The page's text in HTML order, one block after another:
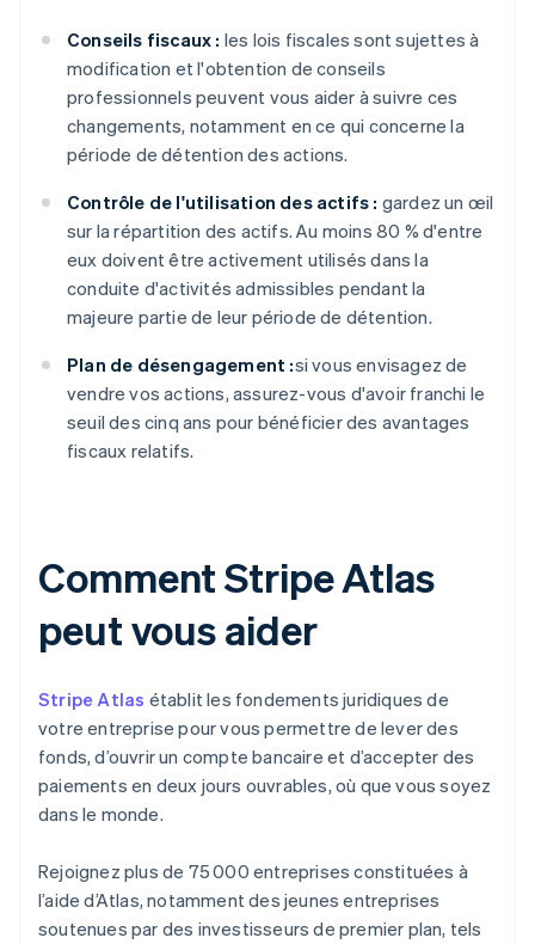
Conseils fiscaux : les lois fiscales sont sujettes à
modification et l'obtention de conseils
professionnels peuvent vous aider à suivre ces
changements, notamment en ce qui concerne la
période de détention des actions.
Contrôle de l'utilisation des actifs : gardez un œil
sur la répartition des actifs. Au moins 80 % d'entre
eux doivent être activement utilisés dans la
conduite d'activités admissibles pendant la
majeure partie de leur période de détention.
Plan de désengagement :si vous envisagez de
vendre vos actions, assurez-vous d'avoir franchi le
seuil des cinq ans pour bénéficier des avantages
fiscaux relatifs.
Comment Stripe Atlas
peut vous aider
Stripe Atlas établit les fondements juridiques de
votre entreprise pour vous permettre de lever des
fonds, d’ouvrir un compte bancaire et d’accepter des
paiements en deux jours ouvrables, où que vous soyez
dans le monde.
Rejoignez plus de 75 000 entreprises constituées à
l’aide d’Atlas, notamment des jeunes entreprises
soutenues par des investisseurs de premier plan, tels